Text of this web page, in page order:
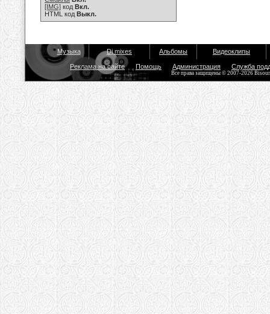
[IMG] код Вкл.
HTML код Выкл.
Музыка Dj mixes Альбомы Видеоклипы
Реклама на сайте Помощь Администрация Служба
Все права защищены © 2007-2026